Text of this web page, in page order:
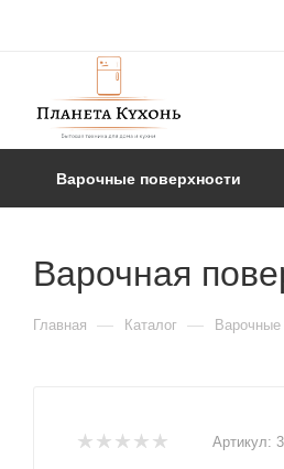
Варочные поверхности
Варочная
Главная — Каталог — Варочные
Артикул: